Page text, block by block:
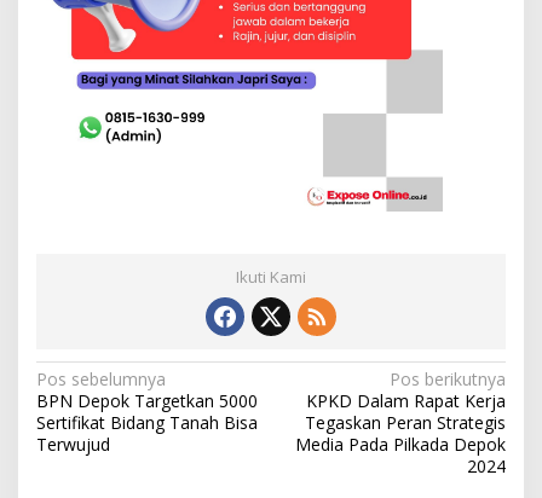
Ikuti Kami
N
a
v
Pos sebelumnya
BPN Depok Targetkan 5000
Sertifikat Bidang Tanah Bisa
Terwujud
Pos berikutnya
KPKD Dalam Rapat Kerja
Tegaskan Peran Strategis
Media Pada Pilkada Depok
2024